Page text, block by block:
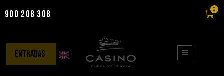
contenido
900 208 308 0
entradas